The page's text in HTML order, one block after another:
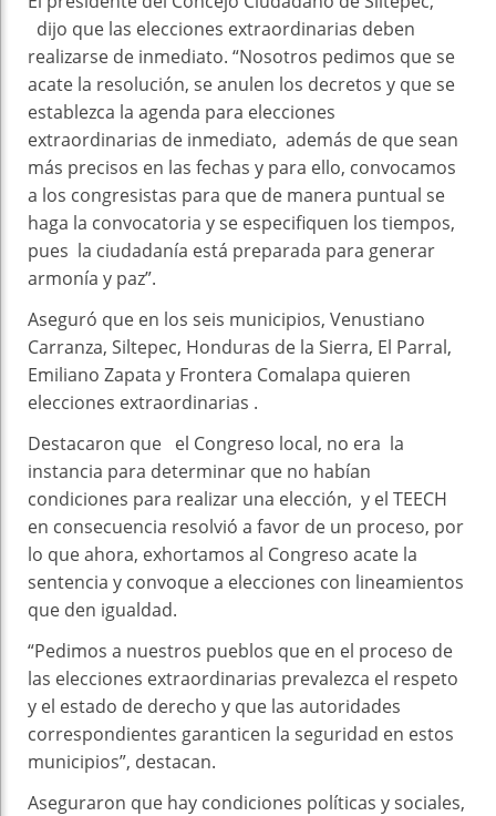
dijo que las elecciones extraordinarias deben
realizarse de inmediato. “Nosotros pedimos que se
acate la resolución, se anulen los decretos y que se
establezca la agenda para elecciones
extraordinarias de inmediato, además de que sean
más precisos en las fechas y para ello, convocamos
a los congresistas para que de manera puntual se
haga la convocatoria y se especifiquen los tiempos,
pues la ciudadanía está preparada para generar
armonía y paz”.
Aseguró que en los seis municipios, Venustiano
Carranza, Siltepec, Honduras de la Sierra, El Parral,
Emiliano Zapata y Frontera Comalapa quieren
elecciones extraordinarias .
Destacaron que el Congreso local, no era la
instancia para determinar que no habían
condiciones para realizar una elección, y el TEECH
en consecuencia resolvió a favor de un proceso, por
lo que ahora, exhortamos al Congreso acate la
sentencia y convoque a elecciones con lineamientos
que den igualdad.
“Pedimos a nuestros pueblos que en el proceso de
las elecciones extraordinarias prevalezca el respeto
y el estado de derecho y que las autoridades
correspondientes garanticen la seguridad en estos
municipios”, destacan.
Aseguraron que hay condiciones políticas y sociales,